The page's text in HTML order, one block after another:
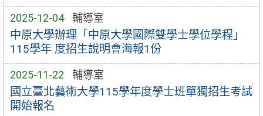
2025-12-04 輔導室
中原大學辦理「中原大學國際雙學士學位學程」
115學年 度招生說明會海報1份
2025-11-22 輔導室
國立臺北藝術大學115學年度學士班單獨招生考試
開始報名